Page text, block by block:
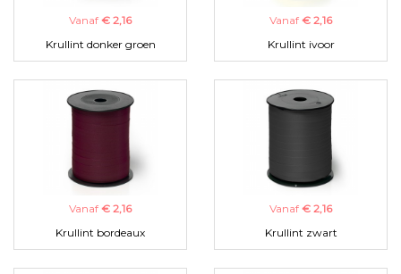
Vanaf € 2,16
Krullint donker groen
Vanaf € 2,16
Krullint ivoor
Vanaf € 2,16
Krullint bordeaux
Vanaf € 2,16
Krullint zwart